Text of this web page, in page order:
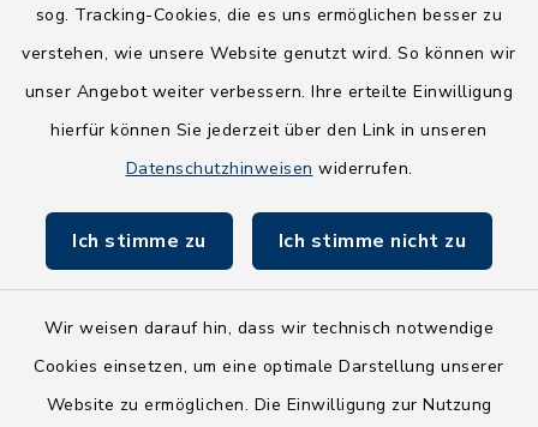
sog. Tracking-Cookies, die es uns ermöglichen besser zu
verstehen, wie unsere Website genutzt wird. So können wir
unser Angebot weiter verbessern. Ihre erteilte Einwilligung
hierfür können Sie jederzeit über den Link in unseren
Datenschutzhinweisen widerrufen.
Ich stimme zu Ich stimme nicht zu
Wir weisen darauf hin, dass wir technisch notwendige
Cookies einsetzen, um eine optimale Darstellung unserer
Website zu ermöglichen. Die Einwilligung zur Nutzung
NEU! Amtsbroschüre 2026
Holsteiner Auenland
Fundbüro